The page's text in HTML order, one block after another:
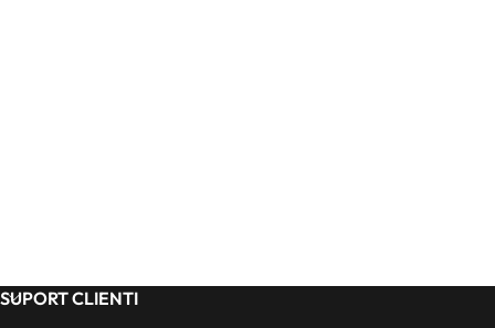
SUPORT CLIENTI